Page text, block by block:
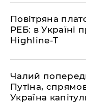
​Повітряна
РЕБ: в Україні
Highline-T
​Чалий
Путіна,
Україна